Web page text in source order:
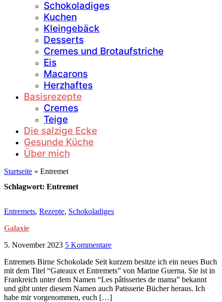
Schokoladiges
Kuchen
Kleingebäck
Desserts
Cremes und Brotaufstriche
Eis
Macarons
Herzhaftes
Basisrezepte
Cremes
Teige
Die salzige Ecke
Gesunde Küche
Über mich
Startseite » Entremet
Schlagwort: Entremet
Entremets, Rezepte, Schokoladiges
Galaxie
5. November 2023 5 Kommentare
Entremets Birne Schokolade Seit kurzem besitze ich ein neues Buch
mit dem Titel “Gateaux et Entremets” von Marine Guerna. Sie ist in
Frankreich unter dem Namen “Les pâtisseries de mama” bekannt
und gibt unter diesem Namen auch Patisserie Bücher heraus. Ich
habe mir vorgenommen, euch […]